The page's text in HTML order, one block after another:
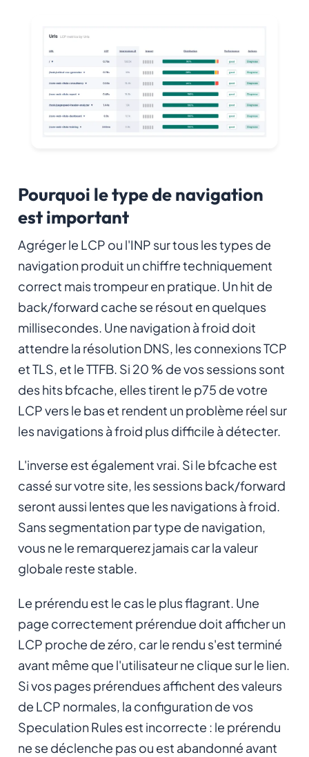
Pourquoi le type de navigation
est important
Agréger le LCP ou l'INP sur tous les types de
navigation produit un chiffre techniquement
correct mais trompeur en pratique. Un hit de
back/forward cache se résout en quelques
millisecondes. Une navigation à froid doit
attendre la résolution DNS, les connexions TCP
et TLS, et le TTFB. Si 20 % de vos sessions sont
des hits bfcache, elles tirent le p75 de votre
LCP vers le bas et rendent un problème réel sur
les navigations à froid plus difficile à détecter.
L'inverse est également vrai. Si le bfcache est
cassé sur votre site, les sessions back/forward
seront aussi lentes que les navigations à froid.
Sans segmentation par type de navigation,
vous ne le remarquerez jamais car la valeur
globale reste stable.
Le prérendu est le cas le plus flagrant. Une
page correctement prérendue doit afficher un
LCP proche de zéro, car le rendu s'est terminé
avant même que l'utilisateur ne clique sur le lien.
Si vos pages prérendues affichent des valeurs
de LCP normales, la configuration de vos
Speculation Rules est incorrecte : le prérendu
ne se déclenche pas ou est abandonné avant